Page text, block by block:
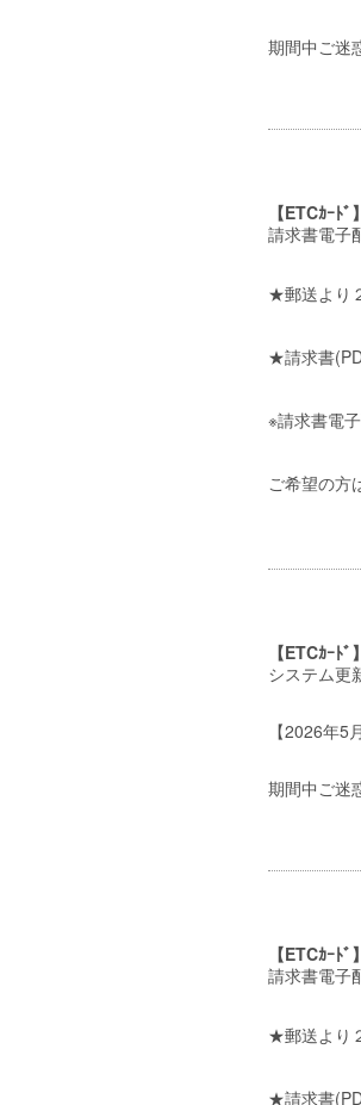
期間中ご迷
【ETCｶｰﾄ
請求書電子
★郵送より
★請求書
※請求書電
ご希望の方
【ETCｶｰﾄ
システム更
【2026年5
期間中ご迷
【ETCｶｰﾄ
請求書電子
★郵送より
★請求書